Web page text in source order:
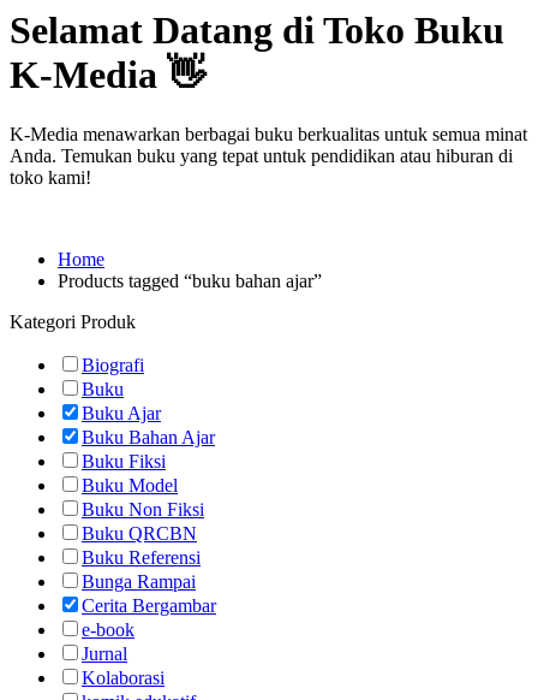
Selamat Datang di Toko Buku
K-Media 👋
K-Media menawarkan berbagai buku berkualitas untuk semua minat
Anda. Temukan buku yang tepat untuk pendidikan atau hiburan di
toko kami!
Home
Products tagged “buku bahan ajar”
Kategori Produk
Biografi
Buku
Buku Ajar
Buku Bahan Ajar
Buku Fiksi
Buku Model
Buku Non Fiksi
Buku QRCBN
Buku Referensi
Bunga Rampai
Cerita Bergambar
e-book
Jurnal
Kolaborasi